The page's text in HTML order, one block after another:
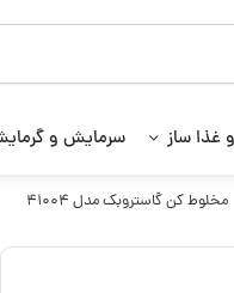
غذا ساز سرمایش و
مخلوط کن گاستروبک مدل 41004